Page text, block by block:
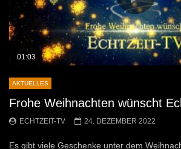
01:03
AKTUELLES
Frohe Weihnachten wünscht
ECHTZEIT-TV 24. DEZEMBER 2022
Es gibt viele Geschenke unter dem